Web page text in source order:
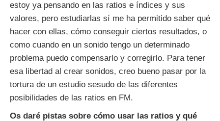
estoy ya pensando en las ratios e índices y sus
valores, pero estudiarlas sí me ha permitido saber qué
hacer con ellas, cómo conseguir ciertos resultados, o
como cuando en un sonido tengo un determinado
problema puedo compensarlo y corregirlo. Para tener
esa libertad al crear sonidos, creo bueno pasar por la
tortura de un estudio sesudo de las diferentes
posibilidades de las ratios en FM.
Os daré pistas sobre cómo usar las ratios y qué